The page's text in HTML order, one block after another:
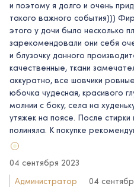
и поэтому я долго и очень
такого важного события)))
этого у дочи было несколько
зарекомендовали они себя
и блузочку данного
качественные, ткани
аккуратно, все шовчики
юбочка чудесная, красивого
молнии с боку, села на
утяжек на поясе. После
полиняла. К покупке
04 сентября 2023
Администратор
04